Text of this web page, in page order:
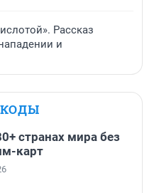
Рассказ
и
странах мира без
карт